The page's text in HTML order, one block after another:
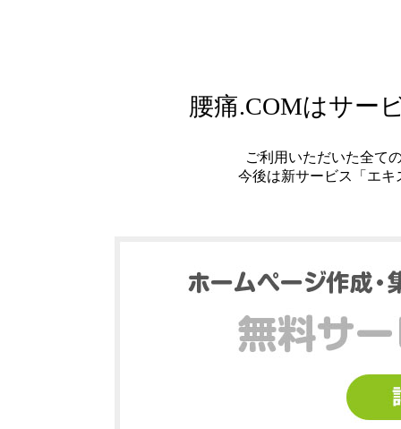
腰痛.COMはサー
ご利用いただいた全て
今後は新サービス「エ